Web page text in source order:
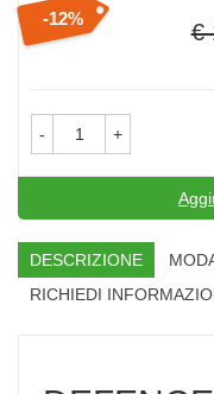
Sconto
12%
€
- +
DESCRIZIONE
RICHIEDI